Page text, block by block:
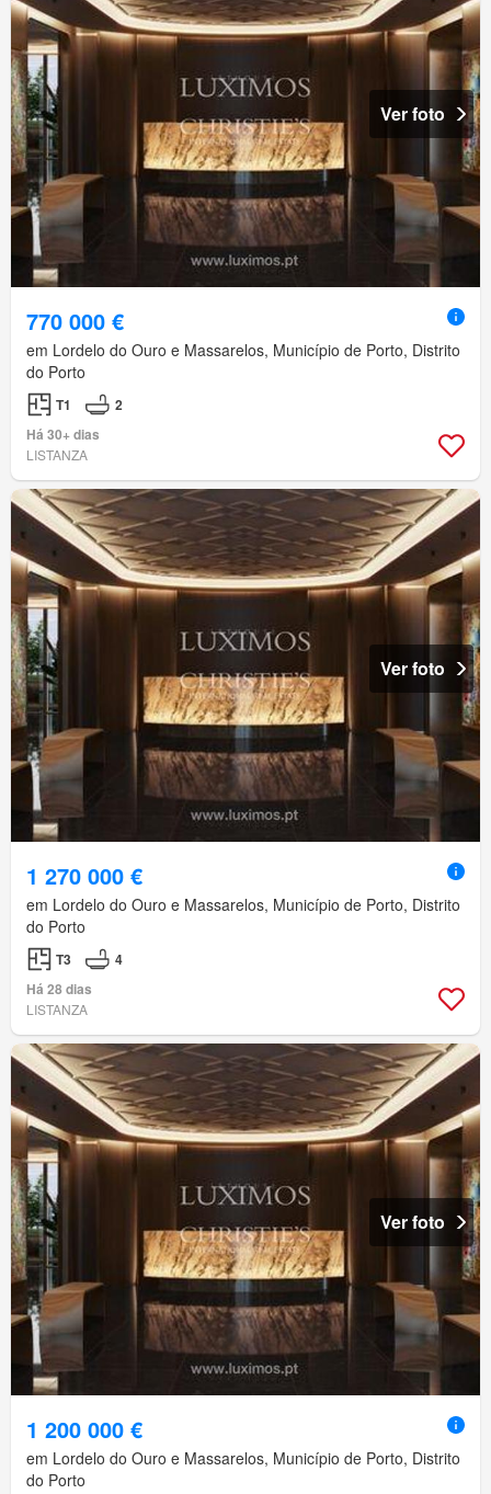
Ver foto
770 000 €
em Lordelo do Ouro e Massarelos, Município de Porto, Distrito
do Porto
T1
2
Há 30+ dias
LISTANZA
Ver foto
1 270 000 €
em Lordelo do Ouro e Massarelos, Município de Porto, Distrito
do Porto
T3
4
Há 28 dias
LISTANZA
Ver foto
1 200 000 €
em Lordelo do Ouro e Massarelos, Município de Porto, Distrito
do Porto